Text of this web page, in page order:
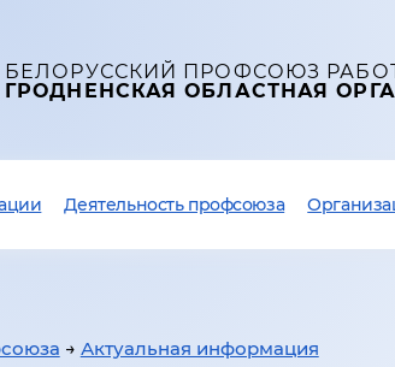
БЕЛОРУССКИЙ ПРОФСОЮЗ
ГРОДНЕНСКАЯ ОБЛАСТНАЯ
Деятельность профсоюза
→ Актуальная информация